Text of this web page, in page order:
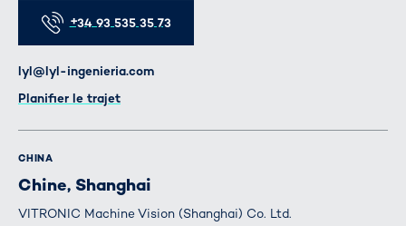
Téléphone
+34 93 535 35 73
E-mail
lyl@lyl-ingenieria.com
Itinéraire
Planifier le trajet
CHINA
Chine, Shanghai
VITRONIC Machine Vision (Shanghai) Co. Ltd.